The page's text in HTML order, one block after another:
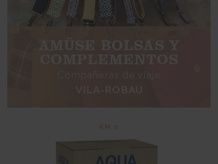
AMÜSE BOLSAS Y
COMPLEMENTOS
Compañeras de viaje
VILA-ROBAU